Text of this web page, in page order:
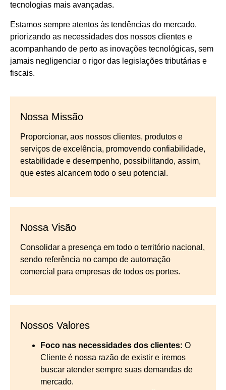
tecnologias mais avançadas.
Estamos sempre atentos às tendências do mercado,
priorizando as necessidades dos nossos clientes e
acompanhando de perto as inovações tecnológicas, sem
jamais negligenciar o rigor das legislações tributárias e
fiscais.
Nossa Missão
Proporcionar, aos nossos clientes, produtos e
serviços de excelência, promovendo confiabilidade,
estabilidade e desempenho, possibilitando, assim,
que estes alcancem todo o seu potencial.
Nossa Visão
Consolidar a presença em todo o território nacional,
sendo referência no campo de automação
comercial para empresas de todos os portes.
Nossos Valores
Foco nas necessidades dos clientes: O
Cliente é nossa razão de existir e iremos
buscar atender sempre suas demandas de
mercado.